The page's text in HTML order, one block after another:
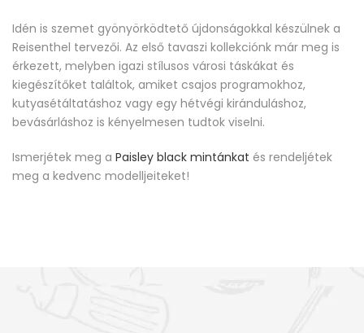
Idén is szemet gyönyörködtető újdonságokkal készülnek a
Reisenthel tervezői. Az első tavaszi kollekciónk már meg is
érkezett, melyben igazi stílusos városi táskákat és
kiegészítőket találtok, amiket csajos programokhoz,
kutyasétáltatáshoz vagy egy hétvégi kiránduláshoz,
bevásárláshoz is kényelmesen tudtok viselni.
Ismerjétek meg a Paisley black mintánkat és rendeljétek
meg a kedvenc modelljeiteket!